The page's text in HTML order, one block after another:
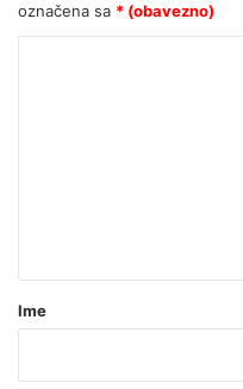
označena sa * (obavezno)
rIme